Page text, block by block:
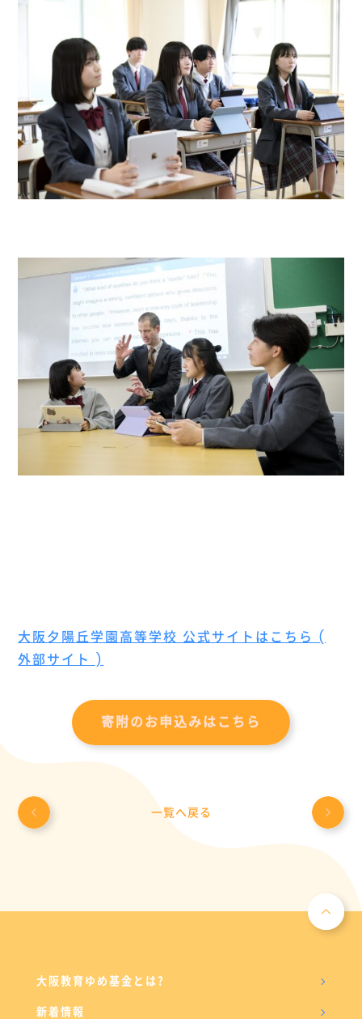
大阪夕陽丘学園高等学校 公式サイトはこちら (
外部サイト )
寄附のお申込みはこちら
一覧へ戻る
大阪教育ゆめ基金とは?
新着情報